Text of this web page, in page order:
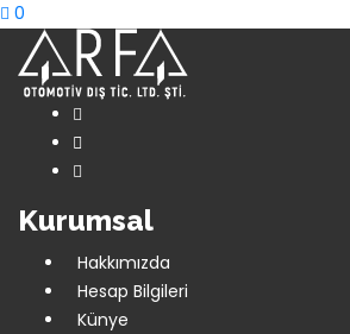
0
Kurumsal
Hakkımızda
Hesap Bilgileri
Künye